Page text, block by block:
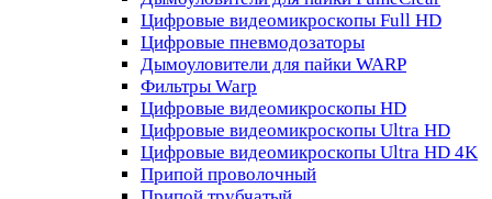
Цифровые видеомикроскопы Full HD
Цифровые пневмодозаторы
Дымоуловители для пайки WARP
Фильтры Warp
Цифровые видеомикроскопы HD
Цифровые видеомикроскопы Ultra HD
Цифровые видеомикроскопы Ultra HD 4K
Припой проволочный